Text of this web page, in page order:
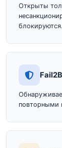
Открыты
блокируются.
повторными